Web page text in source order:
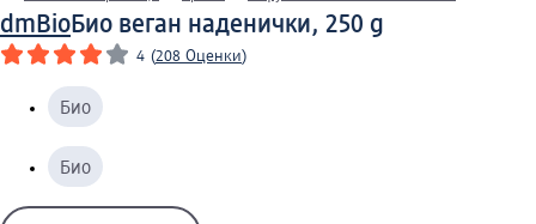
dmBioБио веган наденички, 250 g
4 (208 Оценки)
Био
Био